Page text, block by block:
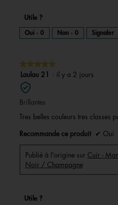
Utile ?
Oui · 0 Non · 0 Signaler
★★★★★
★★★★★
sur
5
étoiles.
Laulau 21 · il y a 2 jours
Brillantes
Tres belles couleurs tres classes
Recommande ce produit ✔ Oui
Publié à l'origine sur Cuir -
Noir / Champagne
Utile ?